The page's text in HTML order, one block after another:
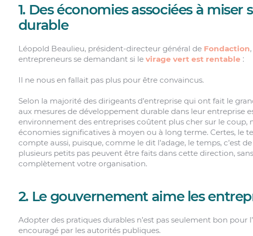
1. Des économies associées à
durable
Léopold Beaulieu, président-directeur général de Fondaction
entrepreneurs se demandant si le virage vert est rentable :
Il ne nous en fallait pas plus pour être convaincus.
Selon la majorité des dirigeants d’entreprise qui ont fait le
aux mesures de développement durable dans leur entreprise
environnement des entreprises coûtent plus cher sur le coup,
économies significatives à moyen ou à long terme. Certes, le
compte aussi, puisque, comme le dit l’adage, le temps, c’est
plusieurs petits pas peuvent être faits dans cette direction,
complètement votre organisation.
2. Le gouvernement aime les
Adopter des pratiques durables n’est pas seulement bon pour
encouragé par les autorités publiques.